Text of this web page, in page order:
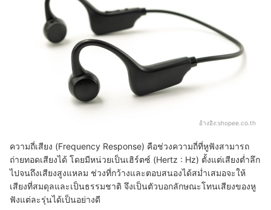
อ้างอิง:shopee.co.th
ความถี่เสียง (Frequency Response) คือช่วงความถี่ที่หูฟังสามารถ
ถ่ายทอดเสียงได้ โดยมีหน่วยเป็นเฮิร์ตซ์ (Hertz : Hz) ตั้งแต่เสียงต่ำลึก
ไปจนถึงเสียงสูงแหลม ช่วงที่กว้างและตอบสนองได้สม่ำเสมอจะให้
เสียงที่สมดุลและเป็นธรรมชาติ จึงเป็นตัวบอกลักษณะโทนเสียงของหู
ฟังแต่ละรุ่นได้เป็นอย่างดี